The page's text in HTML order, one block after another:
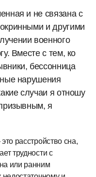
и не связана с
и другими
военного
Вместе с тем, ко
бессонница
нарушения
случаи я отношу
я
расстройство сна,
трудности с
или ранним